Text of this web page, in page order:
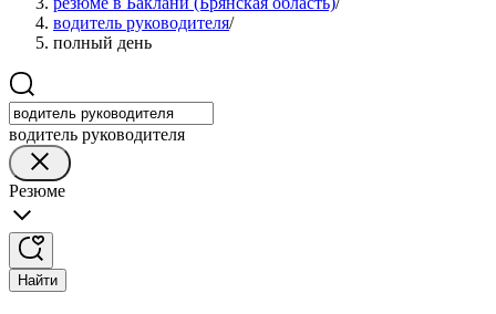
водитель руководителя/
полный день
водитель руководителя
Резюме
Найти